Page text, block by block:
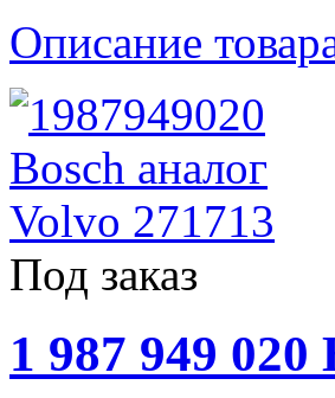
Описание
Под заказ
1 987 949